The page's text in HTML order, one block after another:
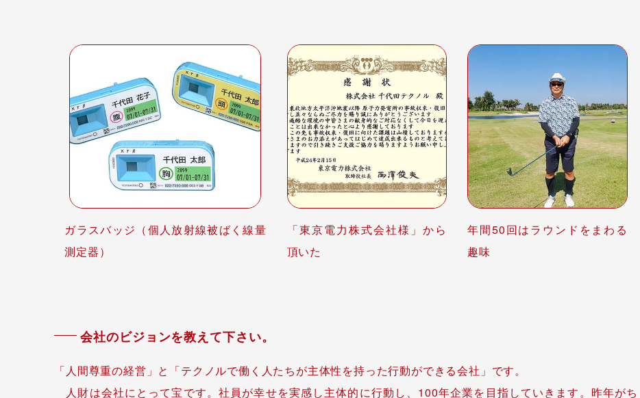
ガラスバッジ（個人放射線被ばく線量
測定器）
「東京電力株式会社様」から
頂いた
年間50回はラウンドをまわる
趣味
会社のビジョンを教えて下さい。
「人間尊重の経営」と「テクノルで働く人たちが主体性を持った行動ができる会社」です。
人財は会社にとって宝です。社員が幸せを実感し主体的に行動し、100年企業を目指していきます。昨年がち